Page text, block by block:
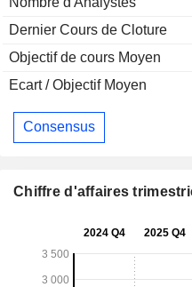
Dernier Cours de Cloture
Objectif de cours Moyen
Ecart / Objectif Moyen
Consensus
Chiffre d'affaires